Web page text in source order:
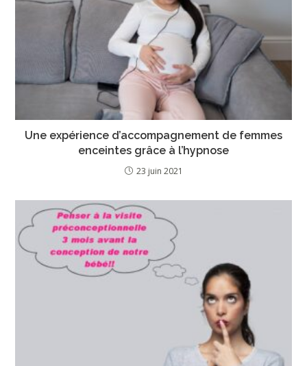
Une expérience d’accompagnement de femmes
enceintes grâce à l’hypnose
23 juin 2021